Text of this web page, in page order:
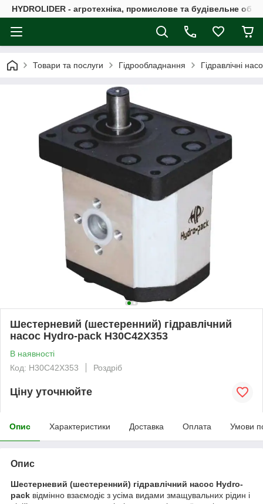
HYDROLIDER - агротехніка, промислове та будівельне
Товари та послуги Гідрообладнання Гідравлічні
Шестерневий (шестеренний) гідравлічний
насос Hydro-pack H30C42X353
В наявності
Код: H30C42X353
Роздріб
Ціну уточнюйте
Опис Характеристики Доставка Оплата Умови
Опис
Шестерневий (шестеренний) гідравлічний насос Hydro-
pack відмінно взаємодіє з усіма видами змащувальних рідин і